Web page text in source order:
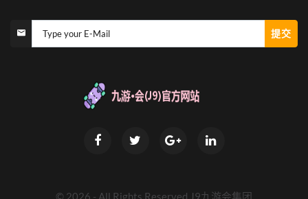
Type your E-Mail 提交
© 2026 - All Rights Reserved J9九游会集团